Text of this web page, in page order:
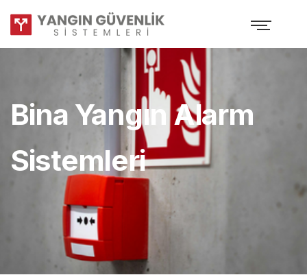
Bina Yangın Alarm
Sistemleri